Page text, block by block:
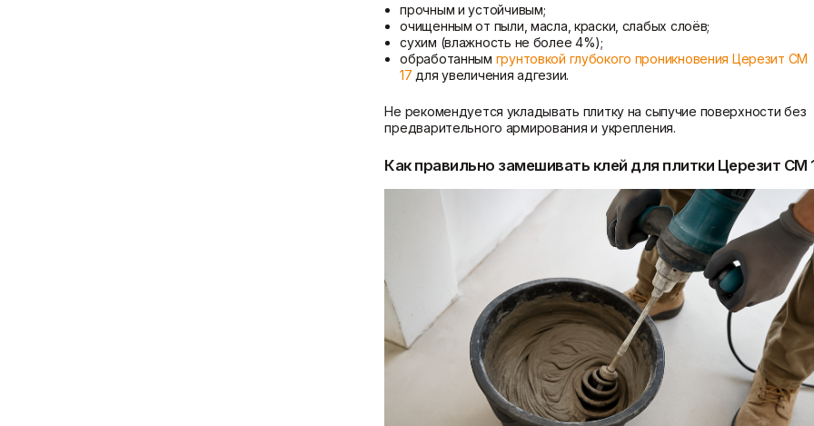
прочным и устойчивым;
очищенным от пыли, масла, краски, слабых слоёв;
сухим (влажность не более 4%);
обработанным грунтовкой глубокого проникновения Церезит CM
17 для увеличения адгезии.
Не рекомендуется укладывать плитку на сыпучие поверхности без
предварительного армирования и укрепления.
Как правильно замешивать клей для плитки Церезит CM